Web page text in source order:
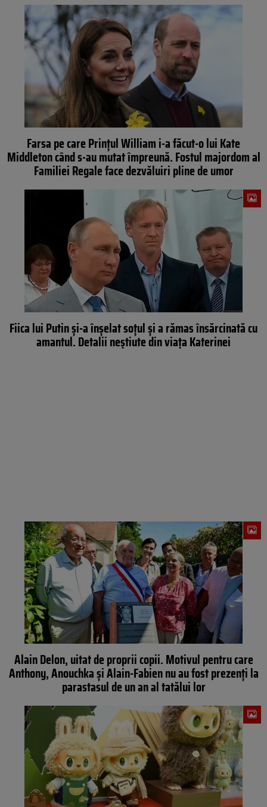
Farsa pe care Prințul William i-a făcut-o lui Kate
Middleton când s-au mutat împreună. Fostul majordom al
Familiei Regale face dezvăluiri pline de umor
Fiica lui Putin și-a înșelat soțul și a rămas însărcinată cu
amantul. Detalii neștiute din viața Katerinei
Alain Delon, uitat de proprii copii. Motivul pentru care
Anthony, Anouchka și Alain-Fabien nu au fost prezenți la
parastasul de un an al tatălui lor